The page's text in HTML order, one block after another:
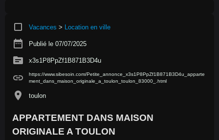
crop_square Vacances > Location en ville
date_range Publié le 07/07/2025
source x3s1P8PpZf1B871B3D4u
link
https://www.sibesoin.com/Petite_annonce_x3s1P8PpZf1B871B3D4u_apparte
ment_dans_maison_originale_a_toulon_toulon_83000_.html
location_on toulon
APPARTEMENT DANS MAISON
ORIGINALE A TOULON